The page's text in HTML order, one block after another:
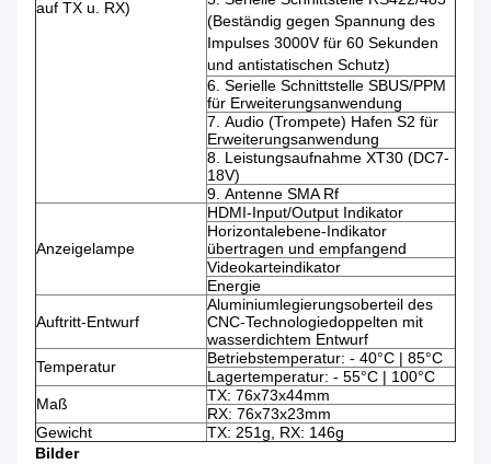
auf TX u. RX)
(Beständig gegen Spannung des
Impulses 3000V für 60 Sekunden
und antistatischen Schutz)
6. Serielle Schnittstelle SBUS/PPM
für Erweiterungsanwendung
7. Audio (Trompete) Hafen S2 für
Erweiterungsanwendung
8. Leistungsaufnahme XT30 (DC7-
18V)
9. Antenne SMA Rf
Anzeigelampe
HDMI-Input/Output Indikator
Horizontalebene-Indikator
übertragen und empfangend
Videokarteindikator
Energie
Auftritt-Entwurf
Aluminiumlegierungsoberteil des
CNC-Technologiedoppelten mit
wasserdichtem Entwurf
Temperatur
Betriebstemperatur: - 40°C | 85°C
Lagertemperatur: - 55°C | 100°C
Maß
TX: 76x73x44mm
RX: 76x73x23mm
Gewicht
TX: 251g, RX: 146g
Bilder